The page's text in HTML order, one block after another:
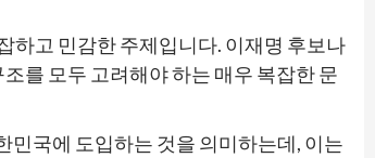
하고 민감한 주제입니다. 이재명 후보나
를 모두 고려해야 하는 매우 복잡한 문
민국에 도입하는 것을 의미하는데, 이는